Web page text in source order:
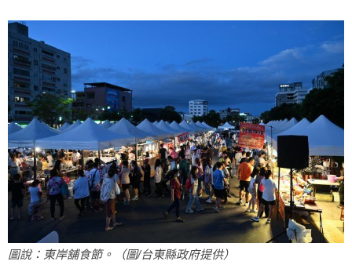
圖說：東岸舖食節。（圖/台東縣政府提供）